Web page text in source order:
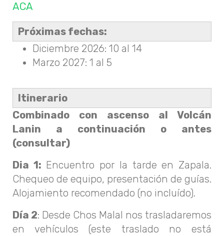
ACA
Próximas fechas:
Diciembre 2026: 10 al 14
Marzo 2027: 1 al 5
Itinerario
Combinado con ascenso al Volcán
Lanin a continuación o antes
(consultar)
Dia 1: Encuentro por la tarde en Zapala.
Chequeo de equipo, presentación de guías.
Alojamiento recomendado (no incluído).
Día 2: Desde Chos Malal nos trasladaremos
en vehículos (este traslado no está